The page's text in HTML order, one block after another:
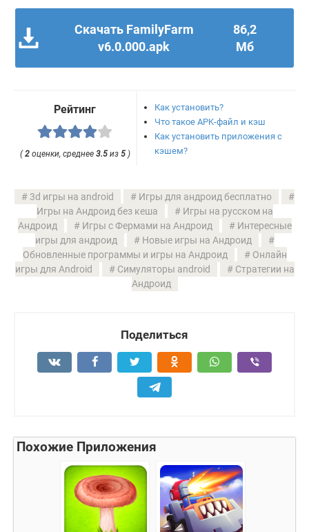
Скачать FamilyFarm
v6.0.000.apk
86,2
Мб
Рейтинг
( 2оценки, среднее 3.5из 5)
Как установить?
Что такое APK-файл и кэш
Как установить приложения с
кэшем?
3d игры на android
Игры для андроид бесплатно
Игры на Андроид без кеша
Игры на русском на
Андроид
Игры с Фермами на Андроид
Интересные
игры для андроид
Новые игры на Андроид
Обновленные программы и игры на Андроид
Онлайн
игры для Android
Симуляторы android
Стратегии на
Андроид
Поделиться
Похожие Приложения